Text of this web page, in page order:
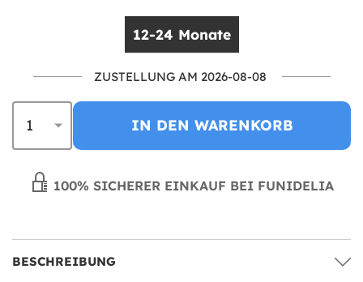
12-24 Monate
ZUSTELLUNG AM 2026-08-08
IN DEN WARENKORB
100% SICHERER EINKAUF BEI FUNIDELIA
BESCHREIBUNG